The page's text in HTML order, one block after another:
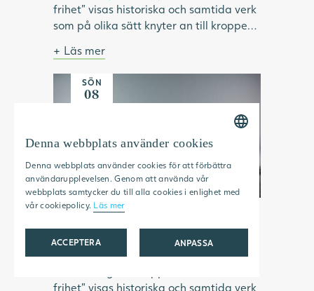
frihet" visas historiska och samtida verk
som på olika sätt knyter an till kroppen.
format och omformat idéer om kropp
och skönhet. Vilken roll har modellen
haft inom konsthistorien? Vilka kroppar
har visats upp och utifrån vems blick? Vi
tittar på konstnärskap som utmanar
kroppsliga ideal och ser exempel på
konstnärer som använder kroppen som
verktyg för frigörelse.
Bild: Julia Peirone, Ocean Dream ur
serien Diamonds Dancing, 2017,
Göteborgs konstmuseum.
Läs mer
SÖN
08
15:00 — 15:30
frihet" visas historiska och samtida verk
SWEDISH
ENGLISH
Denna webbplats använder cookies
Denna webbplats använder cookies för att förbättra
användarupplevelsen. Genom att använda vår
webbplats samtycker du till alla cookies i enlighet med
vår cookiepolicy. Läs mer
ACCEPTERA ANPASSA
STRIKT NÖDVÄNDIGT